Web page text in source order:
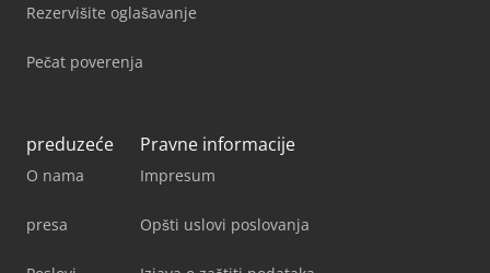
Rezervišite oglašavanje
Pečat poverenja
preduzeće
O nama
presa
Pravne informacije
Impresum
Opšti uslovi poslovanja